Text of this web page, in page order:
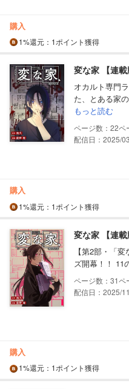
購入
1%還元 ：1ポイント獲得
変な家 【連
オカルト専門
た、とある家
もっと読む
22
配信日：2025/
購入
1%還元 ：1ポイント獲得
変な家 【連
【第2部・「
ズ開幕！！ 11
31
配信日：2025/
購入
1%還元 ：1ポイント獲得